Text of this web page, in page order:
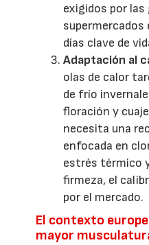
exigidos por las
supermercados
días clave de
Adaptación al
olas de calor
de frío
floración y
necesita una
enfocada en
estrés térmico
firmeza, el
por el mercado.
El contexto
mayor